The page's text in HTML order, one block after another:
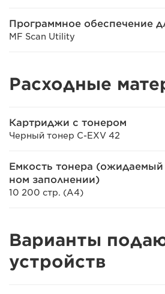
Программное обеспечение
MF Scan Utility
Расходные
Картриджи с тонером
Черный тонер C-EXV 42
Емкость тонера (ожидаемый
ном заполнении)
10 200 стр. (A4)
Варианты
устройств